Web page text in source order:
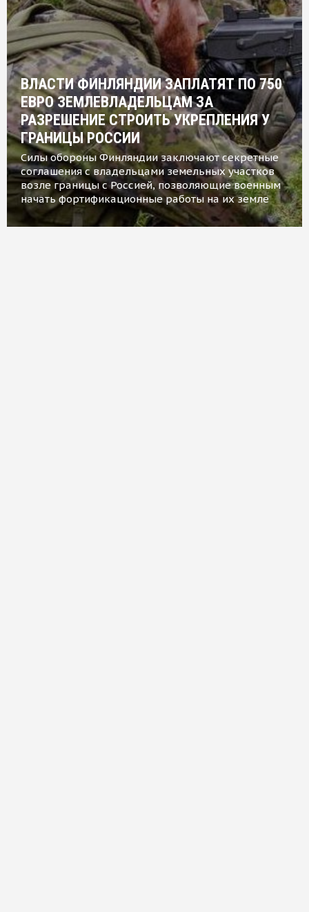
ВЛАСТИ ФИНЛЯНДИИ ЗАПЛАТЯТ ПО 750
ЕВРО ЗЕМЛЕВЛАДЕЛЬЦАМ ЗА
РАЗРЕШЕНИЕ СТРОИТЬ УКРЕПЛЕНИЯ У
ГРАНИЦЫ РОССИИ
Силы обороны Финляндии заключают секретные
соглашения с владельцами земельных участков
возле границы с Россией, позволяющие военным
начать фортификационные работы на их земле